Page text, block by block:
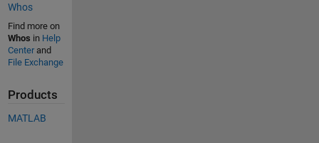
Whos
Find more on
Whos in Help
Centerand
File Exchange
Products
MATLAB